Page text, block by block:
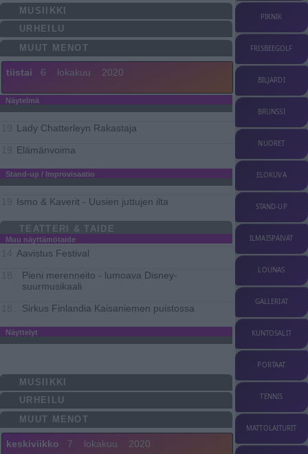
MUSIIKKI
URHEILU
MUUT MENOT
tiistai 6 lokakuu 2020
Näytelmä
Lady Chatterleyn Rakastaja
Elämänvoima
Stand-up / Improvisaatio
Ismo & Kaverit - Uusien juttujen ilta
TEATTERI & TAIDE
Muu näyttämötaide
Aavistus Festival
Pieni merenneito - lumoava Disney-
suurmusikaali
Sirkus Finlandia Kaisaniemen puistossa
Näyttelyt
MUSIIKKI
URHEILU
MUUT MENOT
keskiviikko 7 lokakuu 2020
PIKNIK
FRISBEEGOLF
BILJARDI
BRUNSSI
NUORET
ELOKUVA
STAND-UP
ILMAISPÄIVÄT
LOUNAS
GALLERIAT
KUNTOSALIT
PORTAAT
TENNIS
MATTOLAITURIT